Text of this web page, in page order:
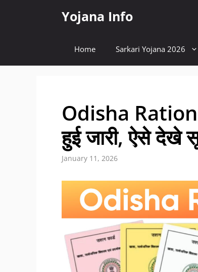
Yojana Info
Home Sarkari Yojana 2026
Odisha
हुई जारी, ऐसे देखे
January 11, 2026